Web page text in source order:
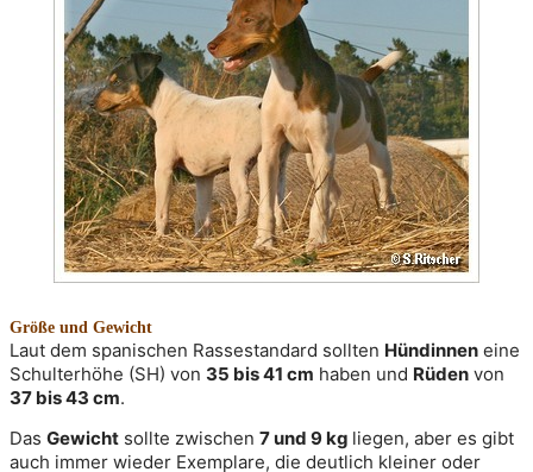
Größe und Gewicht
Laut dem spanischen Rassestandard sollten Hündinnen eine
Schulterhöhe (SH) von 35 bis 41 cm haben und Rüden
37 bis 43 cm.
Das Gewicht sollte zwischen 7 und 9 kg liegen, aber es gibt
auch immer wieder Exemplare, die deutlich kleiner oder